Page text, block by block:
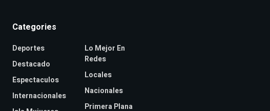
Deportes
Destacado
Espectaculos
Internacionales
Isla Mujueres
Locales
Nacionales
Primera Plana
Principal